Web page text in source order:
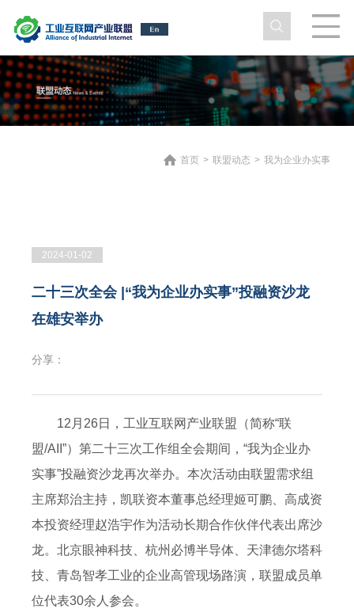
首页 > 联盟动态 > 我为企业办实事
2024-01-02
二十三次全会 |“我为企业办实事”投融资沙龙
在雄安举办
分享：
12月26日，工业互联网产业联盟（简称“联
盟/AII”）第二十三次工作组全会期间，“我为企业办
实事”投融资沙龙再次举办。本次活动由联盟需求组
主席郑治主持，凯联资本董事总经理姬可鹏、高成资
本投资经理赵浩宇作为活动长期合作伙伴代表出席沙
龙。北京眼神科技、杭州必博半导体、天津德尔塔科
技、青岛智孝工业的企业高管现场路演，联盟成员单
位代表30余人参会。